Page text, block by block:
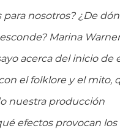
nosotros? ¿De
Marina Warner
acerca del inicio de
el folklore y el mito,
nuestra producción
efectos provocan los